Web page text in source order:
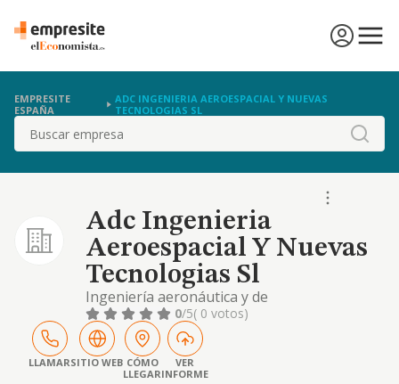
EMPRESITE
ESPAÑA
ADC INGENIERIA AEROESPACIAL Y NUEVAS
TECNOLOGIAS SL
Buscar
Adc Ingenieria
Aeroespacial Y Nuevas
Tecnologias Sl
Ingeniería aeronáutica y de
telecomunicaciones.
0/5( 0 votos)
LLAMARSITIO WEB CÓMO
LLEGAR
VER
INFORME